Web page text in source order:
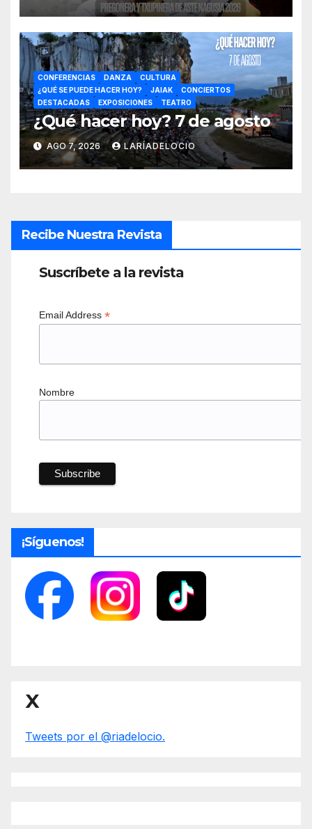
CONFERENCIAS DANZA
CULTURA
¿QUÉ SE PUEDE HACER HOY?
JAIAK
CONCIERTOS
DESTACADAS
EXPOSICIONES TEATRO
¿Qué hacer hoy? 7 de agosto
AGO 7, 2026 LARÍADELOCIO
Recibe Nuestra Revista
Suscríbete a la revista
Email Address *
Nombre
¡Síguenos!
X
Tweets por el @riadelocio.